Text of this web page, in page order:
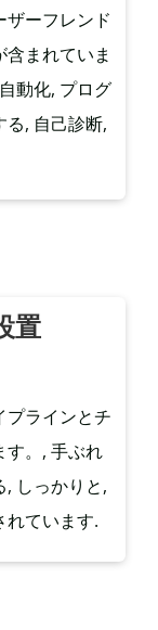
ザーフレンド
まれていま
動化, プログ
る, 自己診断,
置
プラインとチ
す。, 手ぶれ
, しっかりと,
れています.